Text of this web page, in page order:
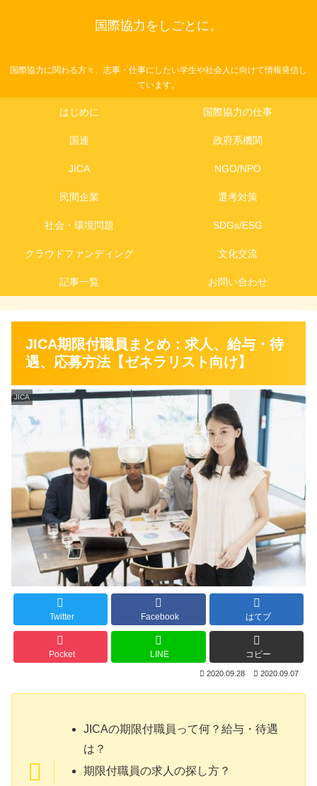
国際協力をしごとに。
国際協力に関わる方々、志事・仕事にしたい学生や社会人に向けて情報発信し
ています。
はじめに 国際協力の仕事
国連 政府系機関
JICA NGO/NPO
民間企業 選考対策
社会・環境問題 SDGs/ESG
クラウドファンディング 文化交流
記事一覧 お問い合わせ
JICA期限付職員まとめ：求人、給与・待
遇、応募方法【ゼネラリスト向け】
JICA
Twitter Facebook はてブ
Pocket LINE コピー
2020.09.28 2020.09.07
JICAの期限付職員って何？給与・待遇
は？
期限付職員の求人の探し方？